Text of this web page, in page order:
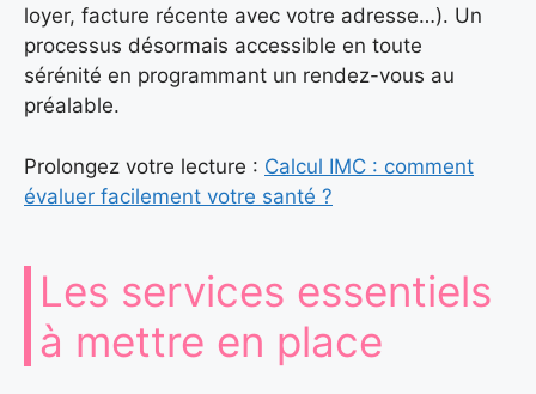
loyer, facture récente avec votre adresse…). Un
processus désormais accessible en toute
sérénité en programmant un rendez-vous au
préalable.
Prolongez votre lecture : Calcul IMC : comment
évaluer facilement votre santé ?
Les services essentiels
à mettre en place